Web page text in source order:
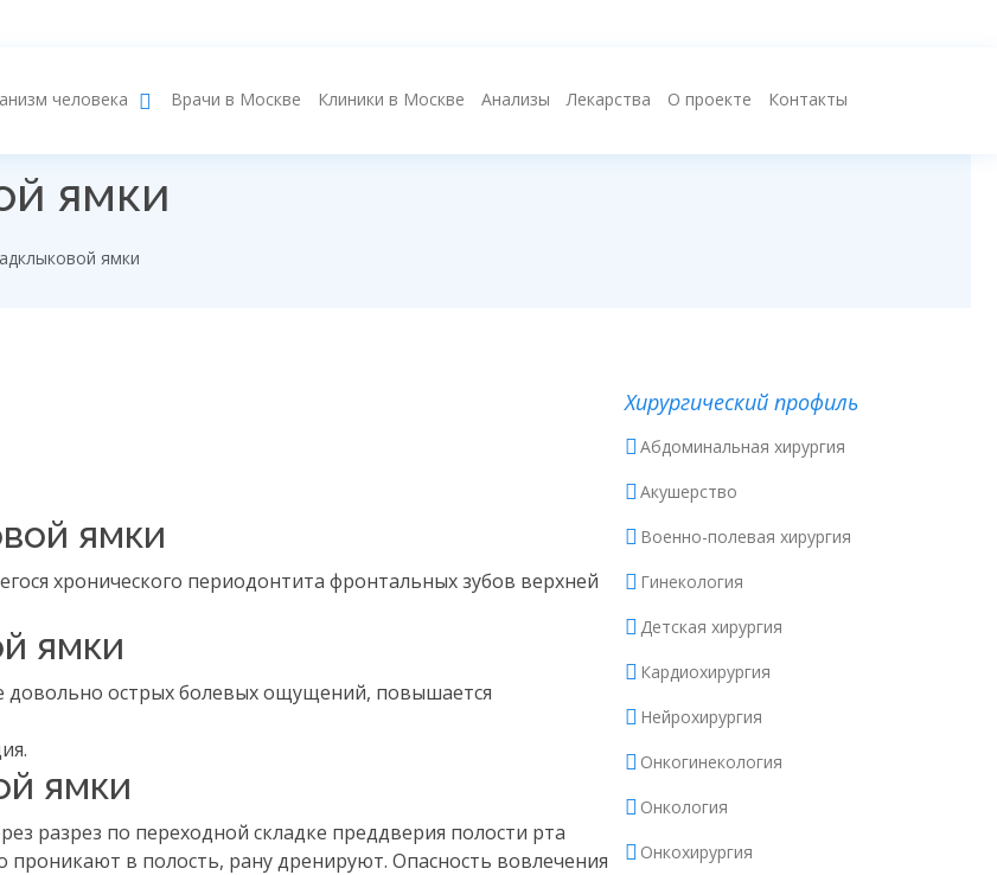
человека Врачи в Москве Клиники в Москве Анализы Лекарства О проекте Контакты
ямки
ямки
ямки
хронического периодонтита фронтальных зубов верхней
ямки
довольно острых болевых ощущений, повышается
ямки
разрез по переходной складке преддверия полости рта
в полость, рану дренируют. Опасность вовлечения
Хирургический профиль
Абдоминальная хирургия
Акушерство
Военно-полевая хирургия
Гинекология
Детская хирургия
Кардиохирургия
Нейрохирургия
Онкогинекология
Онкология
Онкохирургия